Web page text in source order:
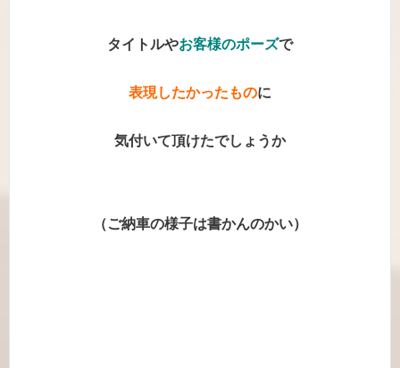
タイトルやお客様のポーズで
表現したかったものに
気付いて頂けたでしょうか
（ご納車の様子は書かんのかい）